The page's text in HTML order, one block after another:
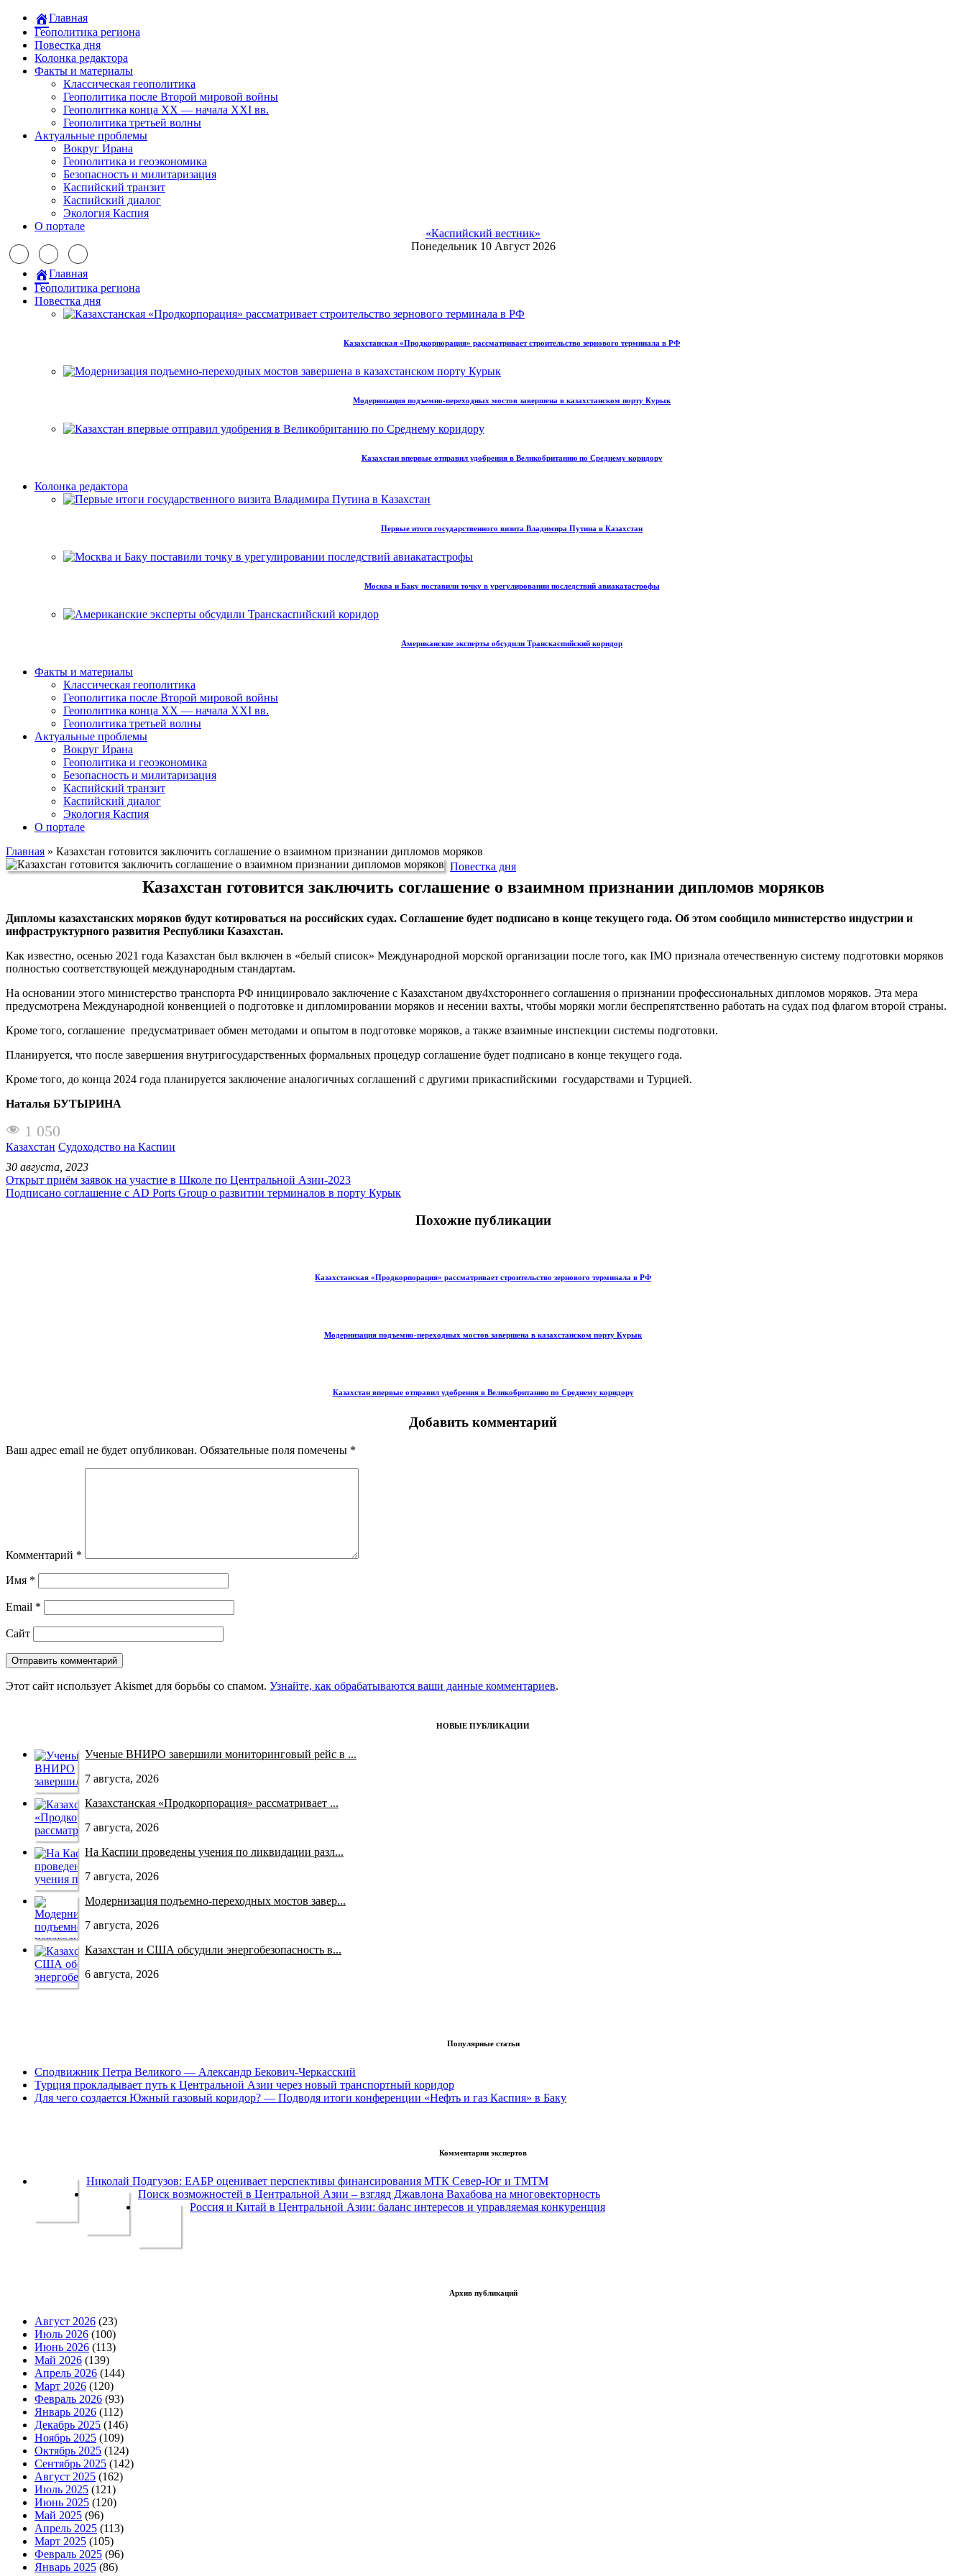
Главная
Геополитика региона
Повестка дня
Колонка редактора
Факты и материалы
Классическая геополитика
Геополитика после Второй мировой войны
Геополитика конца XX — начала XXI вв.
Геополитика третьей волны
Актуальные проблемы
Вокруг Ирана
Геополитика и геоэкономика
Безопасность и милитаризация
Каспийский транзит
Каспийский диалог
Экология Каспия
О портале
«Каспийский вестник»
Понедельник 10 Август 2026
Главная
Геополитика региона
Повестка дня
Казахстанская «Продкорпорация» рассматривает строительство зернового терминала в РФ
Модернизация подъемно-переходных мостов завершена в казахстанском порту Курык
Казахстан впервые отправил удобрения в Великобританию по Среднему коридору
Колонка редактора
Первые итоги государственного визита Владимира Путина в Казахстан
Москва и Баку поставили точку в урегулировании последствий авиакатастрофы
Американские эксперты обсудили Транскаспийский коридор
Факты и материалы
Классическая геополитика
Геополитика после Второй мировой войны
Геополитика конца XX — начала XXI вв.
Геополитика третьей волны
Актуальные проблемы
Вокруг Ирана
Геополитика и геоэкономика
Безопасность и милитаризация
Каспийский транзит
Каспийский диалог
Экология Каспия
О портале
Главная » Казахстан готовится заключить соглашение о взаимном признании дипломов моряков
Повестка дня
Казахстан готовится заключить соглашение о взаимном признании дипломов моряков
Дипломы казахстанских моряков будут котироваться на российских судах. Соглашение будет подписано в конце текущего года. Об этом сообщило министерство индустрии и
инфраструктурного развития Республики Казахстан.
Как известно, осенью 2021 года Казахстан был включен в «белый список» Международной морской организации после того, как IMO признала отечественную систему подготовки моряков
полностью соответствующей международным стандартам.
На основании этого министерство транспорта РФ инициировало заключение с Казахстаном дву4хстороннего соглашения о признании профессиональных дипломов моряков. Эта мера
предусмотрена Международной конвенцией о подготовке и дипломировании моряков и несении вахты, чтобы моряки могли беспрепятственно работать на судах под флагом второй страны.
Кроме того, соглашение предусматривает обмен методами и опытом в подготовке моряков, а также взаимные инспекции системы подготовки.
Планируется, что после завершения внутригосударственных формальных процедур соглашение будет подписано в конце текущего года.
Кроме того, до конца 2024 года планируется заключение аналогичных соглашений с другими прикаспийскими государствами и Турцией.
Наталья БУТЫРИНА
1 050
Казахстан Судоходство на Каспии
30 августа, 2023
Открыт приём заявок на участие в Школе по Центральной Азии-2023
Подписано соглашение с AD Ports Group о развитии терминалов в порту Курык
Похожие публикации
Казахстанская «Продкорпорация» рассматривает строительство зернового терминала в РФ
Модернизация подъемно-переходных мостов завершена в казахстанском порту Курык
Казахстан впервые отправил удобрения в Великобританию по Среднему коридору
Добавить комментарий
Ваш адрес email не будет опубликован. Обязательные поля помечены *
Комментарий *
Имя *
Email *
Сайт
Этот сайт использует Akismet для борьбы со спамом. Узнайте, как обрабатываются ваши данные комментариев.
НОВЫЕ ПУБЛИКАЦИИ
Ученые ВНИРО завершили мониторинговый рейс в ...
7 августа, 2026
Казахстанская «Продкорпорация» рассматривает ...
7 августа, 2026
На Каспии проведены учения по ликвидации разл...
7 августа, 2026
Модернизация подъемно-переходных мостов завер...
7 августа, 2026
Казахстан и США обсудили энергобезопасность в...
6 августа, 2026
Популярные статьи
Сподвижник Петра Великого — Александр Бекович-Черкасский
Турция прокладывает путь к Центральной Азии через новый транспортный коридор
Для чего создается Южный газовый коридор? — Подводя итоги конференции «Нефть и газ Каспия» в Баку
Комментарии экспертов
Николай Подгузов: ЕАБР оценивает перспективы финансирования МТК Север-Юг и ТМТМ
Поиск возможностей в Центральной Азии – взгляд Джавлона Вахабова на многовекторность
Россия и Китай в Центральной Азии: баланс интересов и управляемая конкуренция
Архив публикаций
Август 2026 (23)
Июль 2026 (100)
Июнь 2026 (113)
Май 2026 (139)
Апрель 2026 (144)
Март 2026 (120)
Февраль 2026 (93)
Январь 2026 (112)
Декабрь 2025 (146)
Ноябрь 2025 (109)
Октябрь 2025 (124)
Сентябрь 2025 (142)
Август 2025 (162)
Июль 2025 (121)
Июнь 2025 (120)
Май 2025 (96)
Апрель 2025 (113)
Март 2025 (105)
Февраль 2025 (96)
Январь 2025 (86)